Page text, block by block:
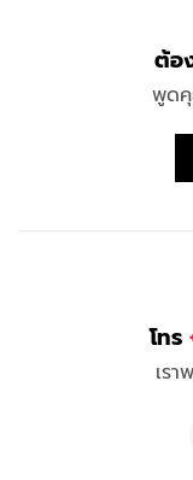
ต้อ
พูดคุ
โทร
เร